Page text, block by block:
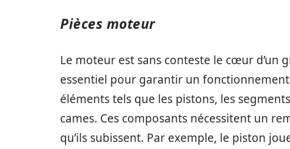
Pièces moteur
Le moteur est sans conteste le cœur d’un
essentiel pour garantir un
éléments tels que les pistons, les
cames. Ces composants nécessitent un
qu’ils subissent. Par exemple, le piston